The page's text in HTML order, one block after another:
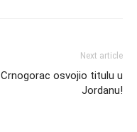
Next article
Crnogorac osvojio titulu u
Jordanu!